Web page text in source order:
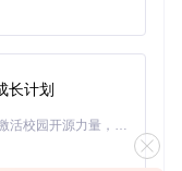
能还原
驱动
长计划
「源启盛夏」暑期校园开发者成长计划旨在激活校园开源力量，通过积分激励、认证扶持、资源倾斜等形式，引导高校组织和开发者完成「入驻 — 建项目 — 做贡献 — 获认证 — 得资源」的完整闭环。无论你是想带领社团入驻平台的组织者，还是希望用代码贡献证明自己的开发者，都能在这里找到属于你的成长路径。